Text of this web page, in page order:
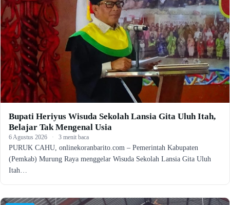
Bupati Heriyus Wisuda Sekolah Lansia Gita Uluh Itah,
Belajar Tak Mengenal Usia
6 Agustus 2026 · 3 menit baca
PURUK CAHU, onlinekoranbarito.com – Pemerintah Kabupaten
(Pemkab) Murung Raya menggelar Wisuda Sekolah Lansia Gita Uluh
Itah…